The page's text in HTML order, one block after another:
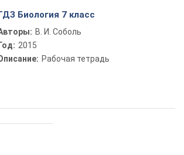
Биология 7 класс
В. И. Соболь
Год: 2015
Рабочая тетрадь